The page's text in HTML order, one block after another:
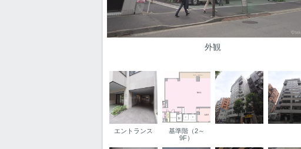
外観
エントランス
基準階（2～
9F）